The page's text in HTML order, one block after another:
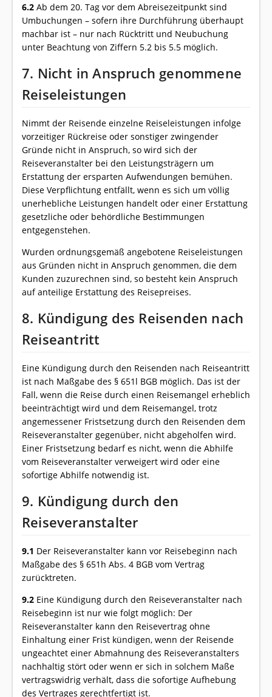
6.2 Ab dem 20. Tag vor dem Abreisezeitpunkt sind
Umbuchungen – sofern ihre Durchführung überhaupt
machbar ist – nur nach Rücktritt und Neubuchung
unter Beachtung von Ziffern 5.2 bis 5.5 möglich.
7. Nicht in Anspruch genommene
Reiseleistungen
Nimmt der Reisende einzelne Reiseleistungen infolge
vorzeitiger Rückreise oder sonstiger zwingender
Gründe nicht in Anspruch, so wird sich der
Reiseveranstalter bei den Leistungsträgern um
Erstattung der ersparten Aufwendungen bemühen.
Diese Verpflichtung entfällt, wenn es sich um völlig
unerhebliche Leistungen handelt oder einer Erstattung
gesetzliche oder behördliche Bestimmungen
entgegenstehen.
Wurden ordnungsgemäß angebotene Reiseleistungen
aus Gründen nicht in Anspruch genommen, die dem
Kunden zuzurechnen sind, so besteht kein Anspruch
auf anteilige Erstattung des Reisepreises.
8. Kündigung des Reisenden nach
Reiseantritt
Eine Kündigung durch den Reisenden nach Reiseantritt
ist nach Maßgabe des § 651l BGB möglich. Das ist der
Fall, wenn die Reise durch einen Reisemangel erheblich
beeinträchtigt wird und dem Reisemangel, trotz
angemessener Fristsetzung durch den Reisenden dem
Reiseveranstalter gegenüber, nicht abgeholfen wird.
Einer Fristsetzung bedarf es nicht, wenn die Abhilfe
vom Reiseveranstalter verweigert wird oder eine
sofortige Abhilfe notwendig ist.
9. Kündigung durch den
Reiseveranstalter
9.1 Der Reiseveranstalter kann vor Reisebeginn nach
Maßgabe des § 651h Abs. 4 BGB vom Vertrag
zurücktreten.
9.2 Eine Kündigung durch den Reiseveranstalter nach
Reisebeginn ist nur wie folgt möglich: Der
Reiseveranstalter kann den Reisevertrag ohne
Einhaltung einer Frist kündigen, wenn der Reisende
ungeachtet einer Abmahnung des Reiseveranstalters
nachhaltig stört oder wenn er sich in solchem Maße
vertragswidrig verhält, dass die sofortige Aufhebung
des Vertrages gerechtfertigt ist.